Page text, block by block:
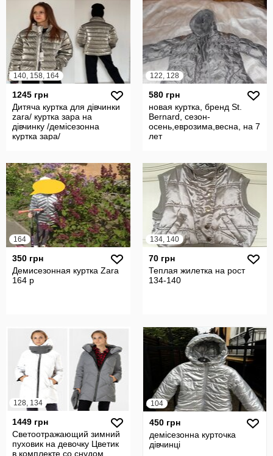
140, 158, 164
1245 грн
Дитяча куртка для дівчинки
zara/ куртка зара на
дівчинку /демісезонна
куртка зара/
122, 128
580 грн
новая куртка, бренд St.
Bernard, сезон-
осень,еврозима,весна, на 7
лет
164
350 грн
Демисезонная куртка Zara
164 р
134, 140
70 грн
Теплая жилетка на рост
134-140
128, 134
1449 грн
Светоотражающий зимний
пуховик на девочку Цветик
в комплекте со снудом
104
450 грн
демісезонна курточка
дівчинці